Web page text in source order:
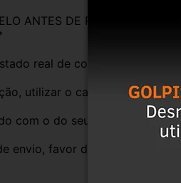
ANTES DE REALIZAR A
real de conservação da
utilizar o campo de
com o do seu veículo, para
envio, favor deixar o CEP na